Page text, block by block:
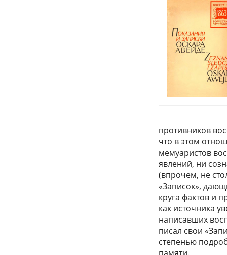
противников
что в этом
мемуаристов
явлений, ни
(впрочем, не
«Записок»,
круга фактов и
как источника
написавших
писал свои
степенью